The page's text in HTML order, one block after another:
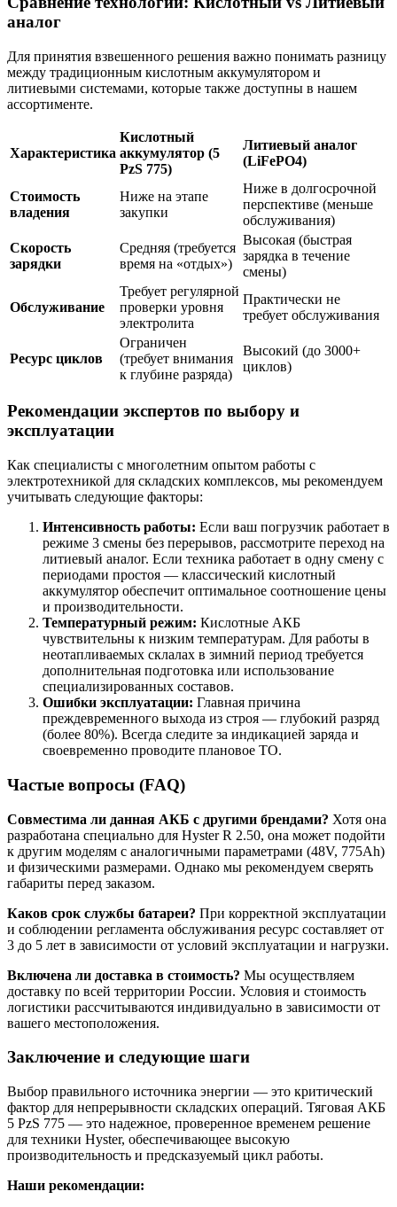
аналог
Для принятия взвешенного решения важно понимать разницу
между традиционным кислотным аккумулятором и
литиевыми системами, которые также доступны в нашем
ассортименте.
Характеристика
Кислотный
аккумулятор (5
PzS 775)
Литиевый аналог
(LiFePO4)
Стоимость
владения
Ниже на этапе
закупки
Ниже в долгосрочной
перспективе (меньше
обслуживания)
Скорость
зарядки
Средняя (требуется
время на «отдых»)
Высокая (быстрая
зарядка в течение
смены)
Обслуживание
Требует регулярной
проверки уровня
электролита
Практически не
требует обслуживания
Ресурс циклов
Ограничен
(требует внимания
к глубине разряда)
Высокий (до 3000+
циклов)
Рекомендации экспертов по выбору и
эксплуатации
Как специалисты с многолетним опытом работы с
электротехникой для складских комплексов, мы рекомендуем
учитывать следующие факторы:
Интенсивность работы: Если ваш погрузчик работает в
режиме 3 смены без перерывов, рассмотрите переход на
литиевый аналог. Если техника работает в одну смену с
периодами простоя — классический кислотный
аккумулятор обеспечит оптимальное соотношение цены
и производительности.
Температурный режим: Кислотные АКБ
чувствительны к низким температурам. Для работы в
неотапливаемых склалах в зимний период требуется
дополнительная подготовка или использование
специализированных составов.
Ошибки эксплуатации: Главная причина
преждевременного выхода из строя — глубокий разряд
(более 80%). Всегда следите за индикацией заряда и
своевременно проводите плановое ТО.
Частые вопросы (FAQ)
Совместима ли данная АКБ с другими брендами? Хотя она
разработана специально для Hyster R 2.50, она может подойти
к другим моделям с аналогичными параметрами (48V, 775Ah)
и физическими размерами. Однако мы рекомендуем сверять
габариты перед заказом.
Каков срок службы батареи? При корректной эксплуатации
и соблюдении регламента обслуживания ресурс составляет от
3 до 5 лет в зависимости от условий эксплуатации и нагрузки.
Включена ли доставка в стоимость? Мы осуществляем
доставку по всей территории России. Условия и стоимость
логистики рассчитываются индивидуально в зависимости от
вашего местоположения.
Заключение и следующие шаги
Выбор правильного источника энергии — это критический
фактор для непрерывности складских операций. Тяговая АКБ
5 PzS 775 — это надежное, проверенное временем решение
для техники Hyster, обеспечивающее высокую
производительность и предсказуемый цикл работы.
Наши рекомендации: